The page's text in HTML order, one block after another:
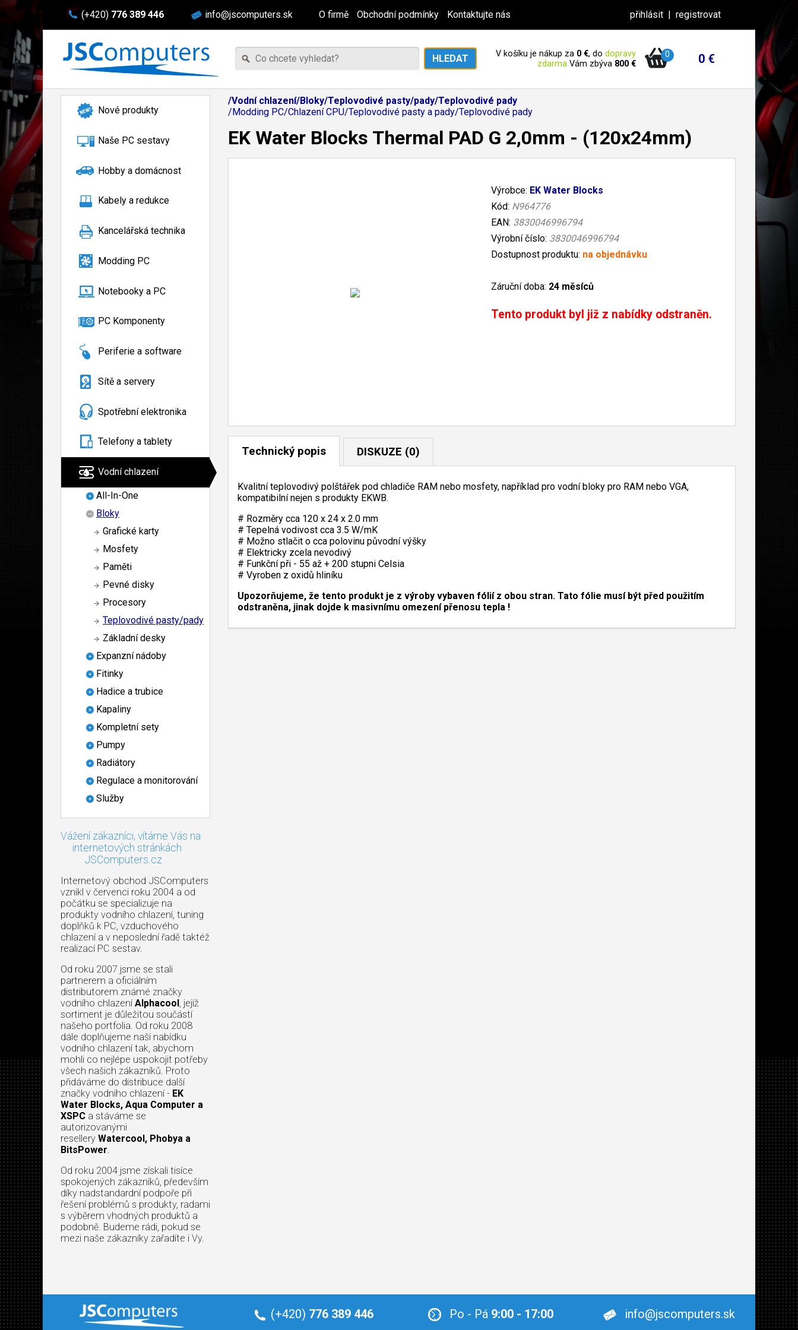
(+420) 776 389 446 info@jscomputers.sk O firmě Obchodní podmínky Kontaktujte nás přihlásit | registrovat
V košíku je nákup za 0 €, do dopravy
zdarma Vám zbýva 800 €
0 0 €
Nové produkty
Naše PC sestavy
Hobby a domácnost
Kabely a redukce
Kancelářská technika
Modding PC
Notebooky a PC
PC Komponenty
Periferie a software
Sítě a servery
Spotřební elektronika
Telefony a tablety
Vodní chlazení
All-In-One
Bloky
Grafické karty
Mosfety
Paměti
Pevné disky
Procesory
Teplovodivé pasty/pady
Základní desky
Expanzní nádoby
Fitinky
Hadice a trubice
Kapaliny
Kompletní sety
Pumpy
Radiátory
Regulace a monitorování
Služby
Vážení zákazníci, vítáme Vás na
internetových stránkách
JSComputers.cz
Internetový obchod JSComputers
vznikl v červenci roku 2004 a od
počátku se specializuje na
produkty vodního chlazení, tuning
doplňků k PC, vzduchového
chlazení a v neposlední řadě taktéž
realizací PC sestav.
Od roku 2007 jsme se stali
partnerem a oficiálním
distributorem známé značky
vodního chlazení Alphacool, jejíž
sortiment je důležitou součástí
našeho portfolia. Od roku 2008
dále doplňujeme naší nabídku
vodního chlazení tak, abychom
mohli co nejlépe uspokojit potřeby
všech našich zákazníků. Proto
přidáváme do distribuce další
značky vodního chlazení - EK
Water Blocks, Aqua Computer a
XSPC a stáváme se
autorizovanými
resellery Watercool, Phobya a
BitsPower.
Od roku 2004 jsme získali tisíce
spokojených zákazníků, především
díky nadstandardní podpoře při
řešení problémů s produkty, radami
s výběrem vhodných produktů a
podobně. Budeme rádi, pokud se
mezi naše zákazníky zařadíte i Vy.
/Vodní chlazení/Bloky/Teplovodivé pasty/pady/Teplovodivé pady
/Modding PC/Chlazení CPU/Teplovodivé pasty a pady/Teplovodivé pady
EK Water Blocks Thermal PAD G 2,0mm - (120x24mm)
Výrobce: EK Water Blocks
Kód: N964776
EAN: 3830046996794
Výrobní číslo: 3830046996794
Dostupnost produktu: na objednávku
Záruční doba: 24 měsíců
Tento produkt byl již z nabídky odstraněn.
Technický popis DISKUZE (0)
Kvalitní teplovodivý polštářek pod chladiče RAM nebo mosfety, například pro vodní bloky pro RAM nebo VGA,
kompatibilní nejen s produkty EKWB.
# Rozměry cca 120 x 24 x 2.0 mm
# Tepelná vodivost cca 3.5 W/mK
# Možno stlačit o cca polovinu původní výšky
# Elektricky zcela nevodivý
# Funkční při - 55 až + 200 stupni Celsia
# Vyroben z oxidů hliníku
Upozorňujeme, že tento produkt je z výroby vybaven fólií z obou stran. Tato fólie musí být před použitím
odstraněna, jinak dojde k masivnímu omezení přenosu tepla !
(+420) 776 389 446 Po - Pá 9:00 - 17:00 info@jscomputers.sk